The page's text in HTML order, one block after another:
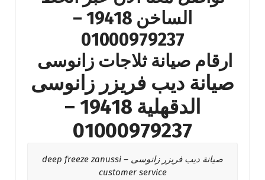
الساخن 19418 –
01000979237
ارقام صيانة ثلاجات زانوسى
صيانة ديب فريزر زانوسى
الدقهلية 19418 –
01000979237
صيانة ديب فريزر زانوسى – deep freeze zanussi
customer service